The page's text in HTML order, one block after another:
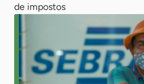
de impostos